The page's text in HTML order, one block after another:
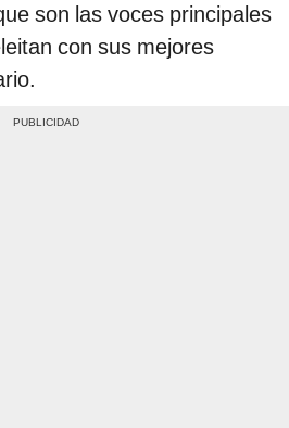
son las voces principales
con sus mejores